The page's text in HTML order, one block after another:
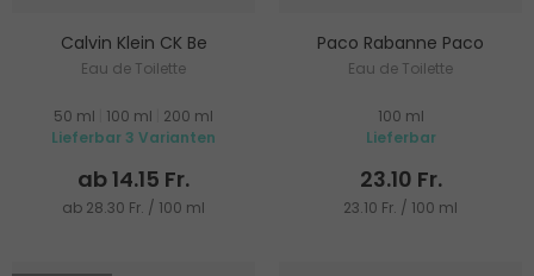
Calvin Klein CK Be
Eau de Toilette
50 ml 100 ml
200 ml
Lieferbar 3 Varianten
ab 14.15 Fr.
ab 28.30 Fr. / 100 ml
Paco Rabanne Paco
Eau de Toilette
100 ml
Lieferbar
23.10 Fr.
23.10 Fr. / 100 ml